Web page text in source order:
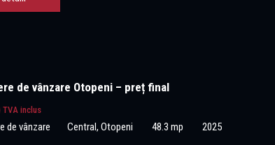
de vânzare Otopeni – preț final
inclus
de vânzare Central, Otopeni 48.3 mp 2025